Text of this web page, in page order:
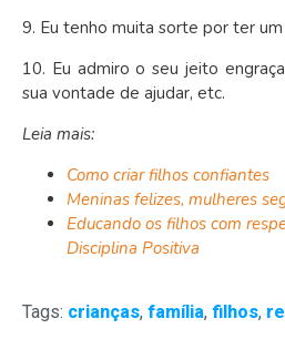
9. Eu tenho muita sorte por ter
10. Eu admiro o seu jeito
sua vontade de ajudar, etc.
Leia mais:
Como criar filhos confiantes
Meninas felizes, mulheres
Educando os filhos com
Disciplina Positiva
Tags: crianças, família, filhos,